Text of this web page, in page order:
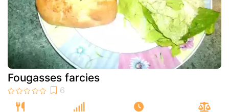
Fougasses farcies